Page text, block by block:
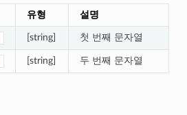
유형 설명
[string] 첫 번째 문자열
[string] 두 번째 문자열